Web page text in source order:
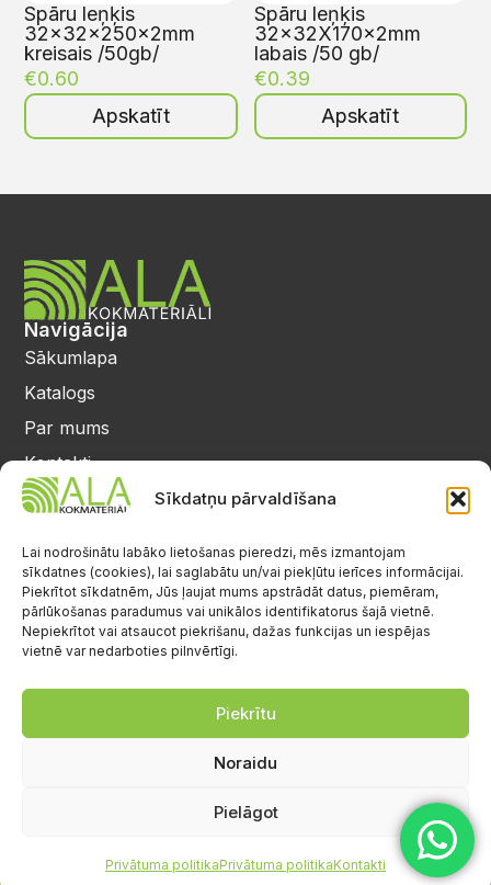
Sīkdatņu pārvaldīšana
Lai nodrošinātu labāko lietošanas pieredzi, mēs izmantojam
sīkdatnes (cookies), lai saglabātu un/vai piekļūtu ierīces informācijai.
Piekrītot sīkdatnēm, Jūs ļaujat mums apstrādāt datus, piemēram,
pārlūkošanas paradumus vai unikālos identifikatorus šajā vietnē.
Nepiekrītot vai atsaucot piekrišanu, dažas funkcijas un iespējas
vietnē var nedarboties pilnvērtīgi.
Piekrītu
Noraidu
Pielāgot
Privātuma politikaPrivātuma politikaKontakti
Spāru leņķis
32x32x250x2mm
kreisais /50gb/
€0.60
Apskatīt
Spāru leņķis
32x32X170x2mm
labais /50 gb/
€0.39
Apskatīt
Navigācija
Sākumlapa
Katalogs
Par mums
Kontakti
Privātuma politika
25 64 17 98
info@alalignea.lv
Daugavas iela 28, Mārupe
Facebook
S.-Sv.: brīvs
© Visas tiesības aizsargātas.